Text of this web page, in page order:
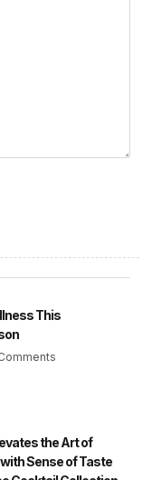
This
the Art of
Sense of Taste